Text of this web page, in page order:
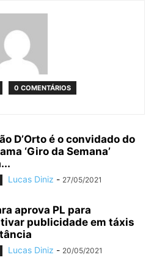
0 COMENTÁRIOS
D’Orto é o convidado do
‘Giro da Semana’
Lucas Diniz - 27/05/2021
aprova PL para
publicidade em táxis
Lucas Diniz - 20/05/2021